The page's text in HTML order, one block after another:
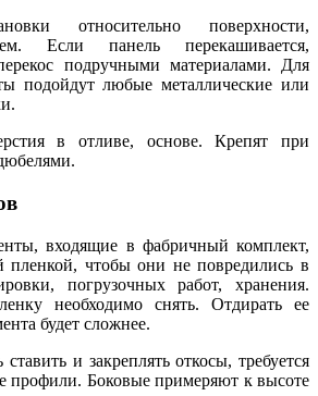
относительно поверхности,
Если панель перекашивается,
подручными материалами. Для
подойдут любые металлические или
в отливе, основе. Крепят при
входящие в фабричный комплект,
пленкой, чтобы они не повредились в
погрузочных работ, хранения.
необходимо снять. Отдирать ее
будет сложнее.
и закреплять откосы, требуется
профили. Боковые примеряют к высоте